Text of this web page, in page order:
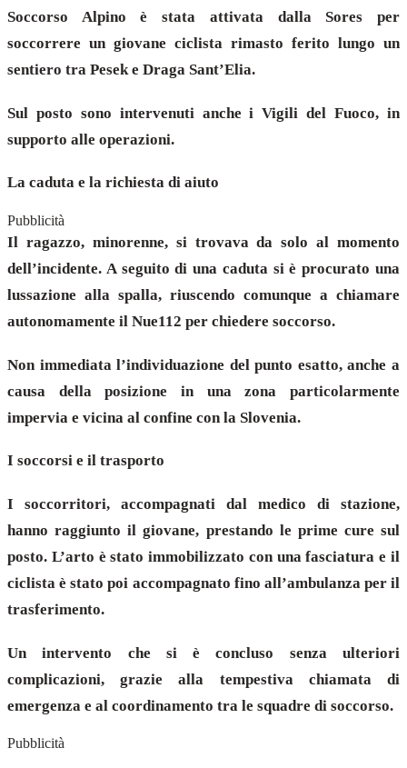
Soccorso Alpino è stata attivata dalla Sores per
soccorrere un giovane ciclista rimasto ferito lungo un
sentiero tra Pesek e Draga Sant’Elia.
Sul posto sono intervenuti anche i Vigili del Fuoco, in
supporto alle operazioni.
La caduta e la richiesta di aiuto
Pubblicità
Il ragazzo, minorenne, si trovava da solo al momento
dell’incidente. A seguito di una caduta si è procurato una
lussazione alla spalla, riuscendo comunque a chiamare
autonomamente il Nue112 per chiedere soccorso.
Non immediata l’individuazione del punto esatto, anche a
causa della posizione in una zona particolarmente
impervia e vicina al confine con la Slovenia.
I soccorsi e il trasporto
I soccorritori, accompagnati dal medico di stazione,
hanno raggiunto il giovane, prestando le prime cure sul
posto. L’arto è stato immobilizzato con una fasciatura e il
ciclista è stato poi accompagnato fino all’ambulanza per il
trasferimento.
Un intervento che si è concluso senza ulteriori
complicazioni, grazie alla tempestiva chiamata di
emergenza e al coordinamento tra le squadre di soccorso.
Pubblicità